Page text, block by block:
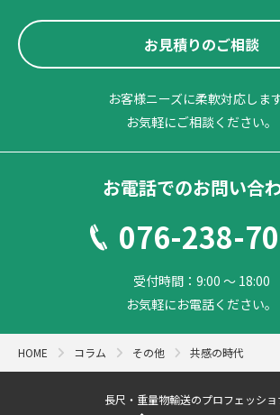
お見積りのご相談
お客様ニーズに柔軟対応します
お気軽にご相談ください。
お電話でのお問い合
076-238-
受付時間：9:00 ～ 18:00
お気軽にお電話ください。
HOME コラム その他 共感の時代
長尺・重量物輸送のプロフェッショ